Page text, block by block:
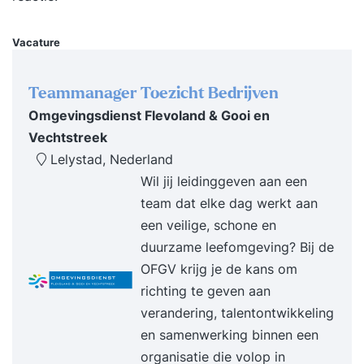
salarisprofessionals, zoals data-analyse,
foutcontrole, rapportages en automatisering van
repetitieve taken. 2Xplain AI-assistent en CAO-
assistent – wat kun je ermee en hoe pas je ze
eenvoudig toe in je werk? Introductie AI-agents –
wat zijn het en welke rol gaan ze spelen in de
toekomst van jouw vakgebied? Meer informatie
Je leert hoe je effectieve prompts formuleert -
duidelijke opdrachten die zorgen dat AI-tools
doen wat... meer op onze website
Vacature
Teammanager Toezicht Bedrijven
Omgevingsdienst Flevoland & Gooi en
Vechtstreek
Lelystad, Nederland
Wil jij leidinggeven aan een
team dat elke dag werkt aan
een veilige, schone en
duurzame leefomgeving? Bij de
OFGV krijg je de kans om
richting te geven aan
verandering, talentontwikkeling
en samenwerking binnen een
organisatie die volop in